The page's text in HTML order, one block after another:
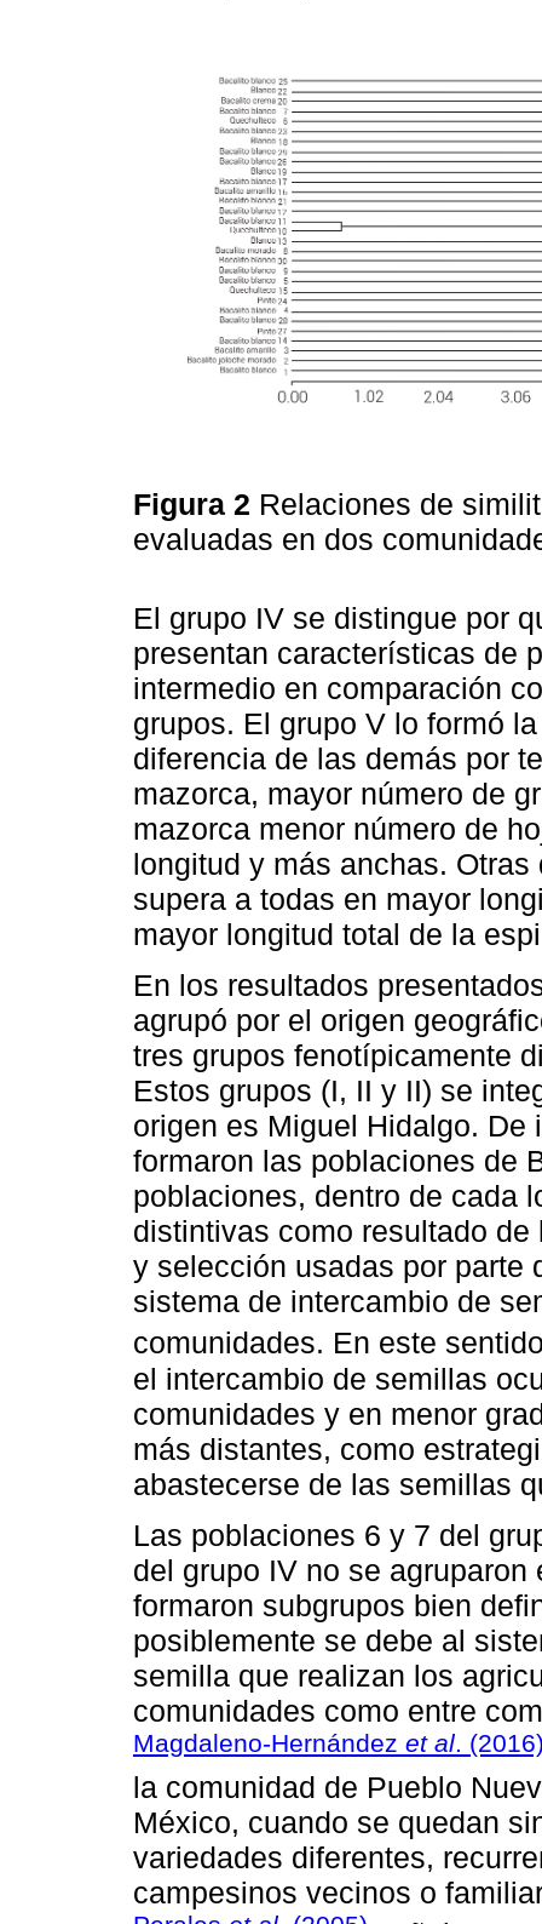
Figura 2 Relaciones de
evaluadas en dos
El grupo IV se distingue por
presentan características de
intermedio en comparación
grupos. El grupo V lo formó
diferencia de las demás por
mazorca, mayor número de
mazorca menor número de
longitud y más anchas.
supera a todas en mayor
mayor longitud total de la
En los resultados
agrupó por el origen
tres grupos fenotípicamente
Estos grupos (I, II y II) se
origen es Miguel Hidalgo.
formaron las poblaciones de
poblaciones, dentro de cada
distintivas como resultado
y selección usadas por parte
sistema de intercambio de
comunidades. En este
el intercambio de semillas
comunidades y en menor
más distantes, como
abastecerse de las semillas
Las poblaciones 6 y 7 del
del grupo IV no se
formaron subgrupos bien
posiblemente se debe al
semilla que realizan los
comunidades como entre
Magdaleno-Hernández et al.
la comunidad de Pueblo
México, cuando se quedan
variedades diferentes,
campesinos vecinos o